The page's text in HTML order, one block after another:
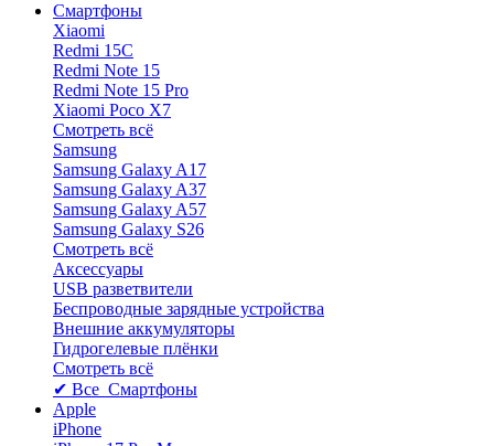
Смартфоны
Xiaomi
Redmi 15C
Redmi Note 15
Redmi Note 15 Pro
Xiaomi Poco X7
Смотреть всё
Samsung
Samsung Galaxy A17
Samsung Galaxy A37
Samsung Galaxy A57
Samsung Galaxy S26
Смотреть всё
Аксессуары
USB разветвители
Беспроводные зарядные устройства
Внешние аккумуляторы
Гидрогелевые плёнки
Смотреть всё
✔ Все Смартфоны
Apple
iPhone